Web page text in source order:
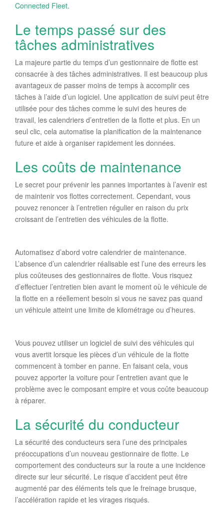
Connected Fleet.
Le temps passé sur des
tâches administratives
La majeure partie du temps d’un gestionnaire de flotte est
consacrée à des tâches administratives. Il est beaucoup plus
avantageux de passer moins de temps à accomplir ces
tâches à l’aide d’un logiciel. Une application de suivi peut être
utilisée pour des tâches comme le suivi des heures de
travail, les calendriers d’entretien de la flotte et plus. En un
seul clic, cela automatise la planification de la maintenance
future et aide à organiser rapidement les données.
Les coûts de maintenance
Le secret pour prévenir les pannes importantes à l’avenir est
de maintenir vos flottes correctement. Cependant, vous
pouvez renoncer à l’entretien régulier en raison du prix
croissant de l’entretien des véhicules de la flotte.
Automatisez d’abord votre calendrier de maintenance.
L’absence d’un calendrier réalisable est l’une des erreurs les
plus coûteuses des gestionnaires de flotte. Vous risquez
d’effectuer l’entretien bien avant le moment où le véhicule de
la flotte en a réellement besoin si vous ne savez pas quand
un véhicule atteint une limite de kilométrage ou d’heures.
Vous pouvez utiliser un logiciel de suivi des véhicules qui
vous avertit lorsque les pièces d’un véhicule de la flotte
commencent à tomber en panne. En faisant cela, vous
pouvez apporter la voiture pour l’entretien avant que le
problème avec le composant empire et vous coûte beaucoup
à réparer.
La sécurité du conducteur
La sécurité des conducteurs sera l’une des principales
préoccupations d’un nouveau gestionnaire de flotte. Le
comportement des conducteurs sur la route a une incidence
directe sur leur sécurité. Le risque d’accident peut être
augmenté par des éléments tels que le freinage brusque,
l’accélération rapide et les virages risqués.